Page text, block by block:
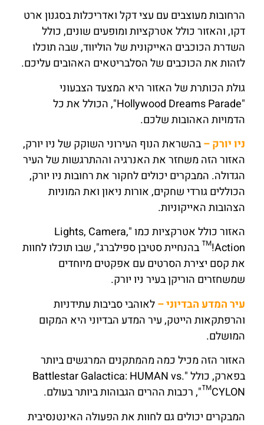
הרחובות מעוצבים עם עצי דקל ואדריכלות בסגנון ארט
דקו, והאזור כולל אטרקציות ומופעים שונים, כולל
השדרת הכוכבים האייקונית של הוליווד, שבה תוכלו
לזהות את הכוכבים של הסלבריטאים האהובים עליכם.
גולת הכותרת של האזור היא המצעד הצבעוני
"Hollywood Dreams Parade", הכולל את כל
הדמויות האהובות שלכם.
ניו יורק –בהשראת הנוף העירוני השוקק של ניו יורק,
האזור הזה משחזר את האנרגיה וההתרגשות של העיר
הגדולה. המבקרים יכולים לחקור את רחובות ניו יורק,
הכוללים גורדי שחקים, אורות ניאון ואת המוניות
הצהובות האייקוניות.
האזור כולל אטרקציות כמו "Lights, Camera,
Action!™ בהנחיית סטיבן ספילברג", שבו תוכלו לחוות
את קסם יצירת הסרטים עם אפקטים מיוחדים
שמשחזרים הוריקן בעיר ניו יורק.
עיר המדע הבדיוני –לאוהבי סביבות עתידניות
והרפתקאות הייטק, עיר המדע הבדיוני היא המקום
המושלם.
האזור הזה מכיל כמה מהמתקנים המרגשים ביותר
בפארק, כולל "Battlestar Galactica: HUMAN vs.
CYLON™", רכבות ההרים הגבוהות ביותר בעולם.
המבקרים יכולים גם לחוות את הפעולה האינטנסיבית